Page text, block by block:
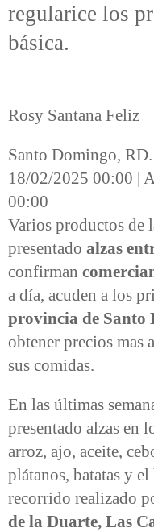
regularice los
básica.
Rosy Santana Feliz
Santo Domingo, RD.
18/02/2025 00:00 |
00:00
Varios productos de
presentado alzas
confirman
a día, acuden a los
provincia de Santo
obtener precios mas
sus comidas.
En las últimas
presentado alzas en
arroz, ajo, aceite,
plátanos, batatas y
recorrido realizado
de la Duarte, Las